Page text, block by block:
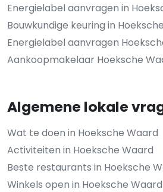
Energielabel aanvragen in
Bouwkundige keuring in
Energielabel aanvragen
Aankoopmakelaar Hoeksche
Algemene lokale
Wat te doen in Hoeksche Waard
Activiteiten in Hoeksche Waard
Beste restaurants in Hoeksche
Winkels open in Hoeksche